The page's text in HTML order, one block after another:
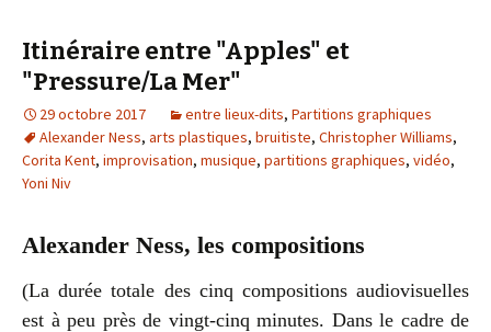
Itinéraire entre "Apples" et
"Pressure/La Mer"
29 octobre 2017 entre lieux-dits, Partitions graphiques
Alexander Ness, arts plastiques, bruitiste, Christopher Williams,
Corita Kent, improvisation, musique, partitions graphiques, vidéo,
Yoni Niv
Alexander Ness, les compositions
(La durée totale des cinq compositions audiovisuelles
est à peu près de vingt-cinq minutes. Dans le cadre de